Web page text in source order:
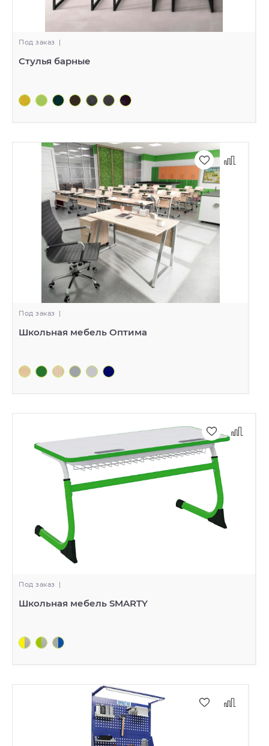
Под заказ |
Стулья барные
Под заказ |
Школьная мебель Оптима
Под заказ |
Школьная мебель SMARTY